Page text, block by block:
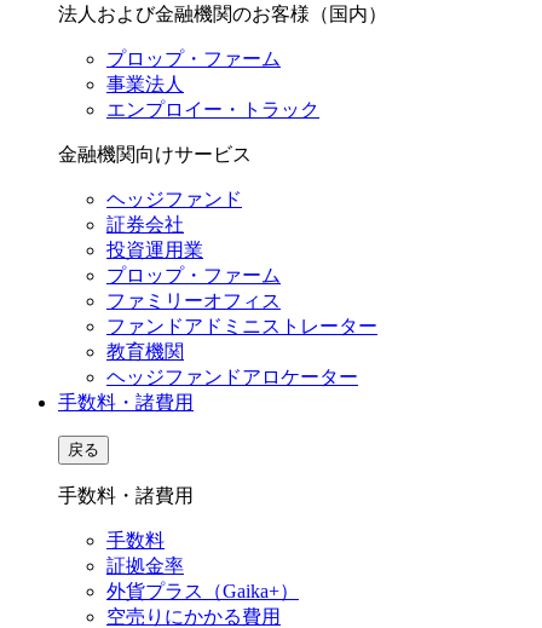
法人および金融機関のお客様（国内）
プロップ・ファーム
事業法人
エンプロイー・トラック
金融機関向けサービス
ヘッジファンド
証券会社
投資運用業
プロップ・ファーム
ファミリーオフィス
ファンドアドミニストレーター
教育機関
ヘッジファンドアロケーター
手数料・諸費用
戻る
手数料・諸費用
手数料
証拠金率
外貨プラス（Gaika+）
空売りにかかる費用